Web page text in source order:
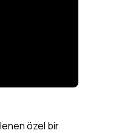
özel bir